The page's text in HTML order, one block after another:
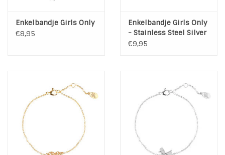
Enkelbandje Girls Only
€8,95
Enkelbandje Girls Only
- Stainless Steel Silver
€9,95